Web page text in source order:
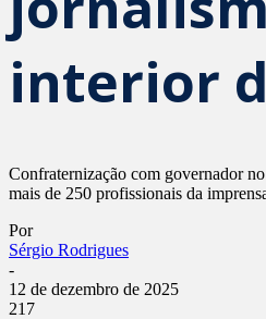
interior
Confraternização com governador
mais de 250 profissionais da
Por
Sérgio Rodrigues
-
12 de dezembro de 2025
217